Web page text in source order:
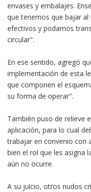
envases y embalajes.
que tenemos que bajar
efectivos y podamos
circular".
En ese sentido, agregó
implementación de esta
que componen el
su forma de operar".
También puso de relieve
aplicación, para lo cual
trabajar en convenio con
bien el rol que les asigna
aún no ocurre.
A su juicio, otros nudos